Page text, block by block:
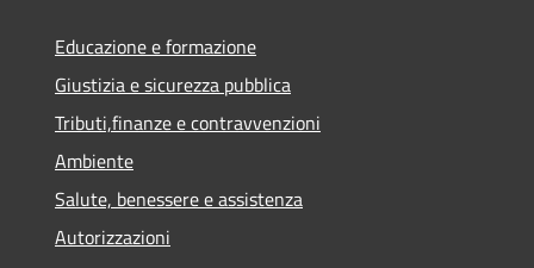
Educazione e formazione
Giustizia e sicurezza pubblica
Tributi,finanze e contravvenzioni
Ambiente
Salute, benessere e assistenza
Autorizzazioni